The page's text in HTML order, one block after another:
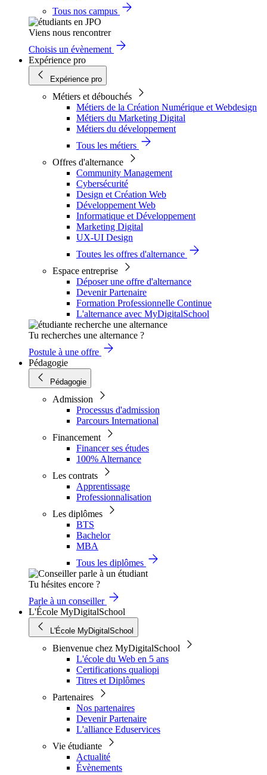
Tous nos campus
Viens nous rencontrer
Choisis un évènement
Expérience pro
Expérience pro
Métiers et débouchés
Métiers de la Création Numérique et Webdesign
Métiers du Marketing Digital
Métiers du développement
Tous les métiers
Offres d'alternance
Community Management
Cybersécurité
Design et Création Web
Développement Web
Informatique et Développement
Marketing Digital
UX-UI Design
Toutes les offres d'alternance
Espace entreprise
Déposer une offre d'alternance
Devenir Partenaire
Formation Professionnelle Continue
L'alternance avec MyDigitalSchool
Tu recherches une alternance ?
Postule à une offre
Pédagogie
Pédagogie
Admission
Processus d'admission
Parcours International
Financement
Financer ses études
100% Alternance
Les contrats
Apprentissage
Professionnalisation
Les diplômes
BTS
Bachelor
MBA
Tous les diplômes
Tu hésites encore ?
Parle à un conseiller
L'École MyDigitalSchool
L'École MyDigitalSchool
Bienvenue chez MyDigitalSchool
L'école du Web en 5 ans
Certifications qualiopi
Titres et Diplômes
Partenaires
Nos partenaires
Devenir Partenaire
L'alliance Eduservices
Vie étudiante
Actualité
Évènements